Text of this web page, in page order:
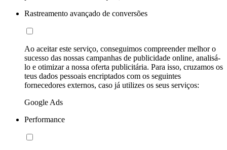
Rastreamento avançado de conversões
Ao aceitar este serviço, conseguimos compreender melhor o
sucesso das nossas campanhas de publicidade online, analisá-
lo e otimizar a nossa oferta publicitária. Para isso, cruzamos os
teus dados pessoais encriptados com os seguintes
fornecedores externos, caso já utilizes os seus serviços:
Google Ads
Performance